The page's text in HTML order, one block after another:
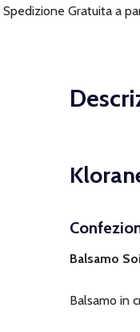
Spedizione Gratuita a
Balsamo
Balsamo in